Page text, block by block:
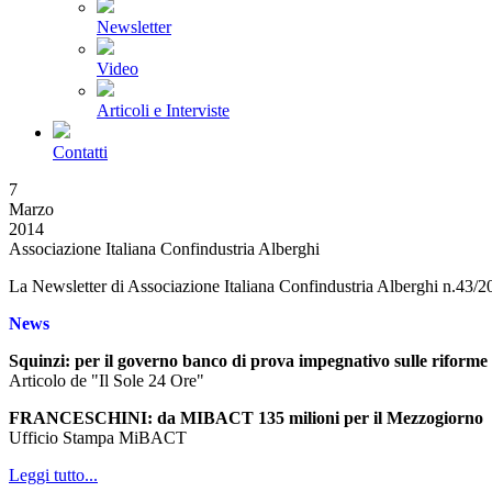
Newsletter
Video
Articoli e Interviste
Contatti
7
Marzo
2014
Associazione Italiana Confindustria Alberghi
La Newsletter di Associazione Italiana Confindustria Alberghi n.43/
News
Squinzi: per il governo banco di prova impegnativo sulle riforme
Articolo de "Il Sole 24 Ore"
FRANCESCHINI: da MIBACT 135 milioni per il Mezzogiorno
Ufficio Stampa MiBACT
Leggi tutto...